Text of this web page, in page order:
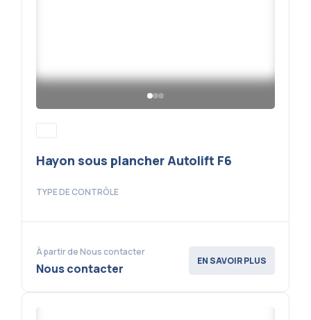
Hayon sous plancher Autolift F6
TYPE DE CONTRÔLE
À partir de Nous contacter
Nous contacter
EN SAVOIR PLUS